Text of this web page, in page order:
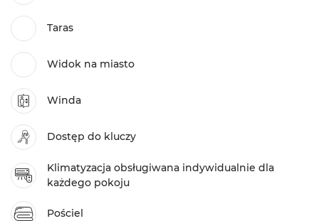
Taras
Widok na miasto
Winda
Dostęp do kluczy
Klimatyzacja obsługiwana indywidualnie dla
każdego pokoju
Pościel